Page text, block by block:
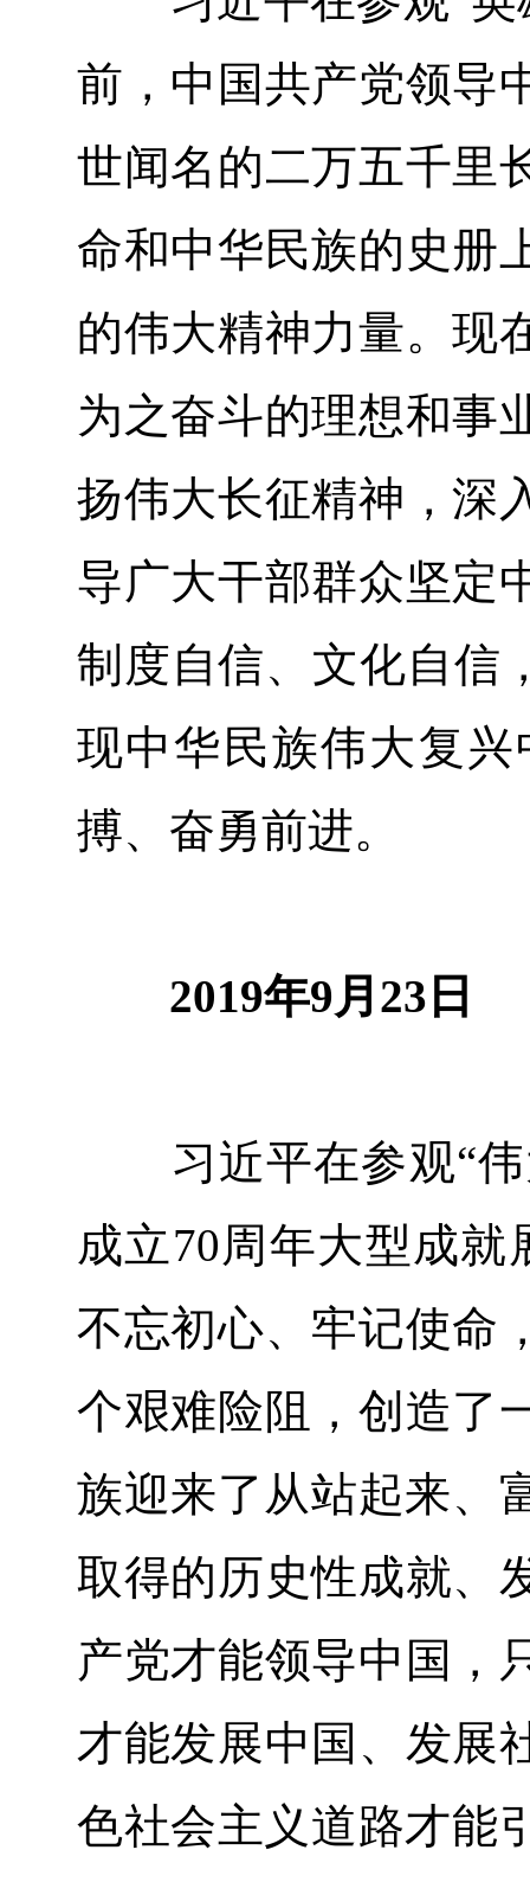
前，中国共产党领导
世闻名的二万五千里
命和中华民族的史册
的伟大精神力量。现
为之奋斗的理想和事
扬伟大长征精神，深
导广大干部群众坚定
制度自信、文化自信
现中华民族伟大复
搏、奋勇前进。
2019年9月23日
习近平在参观“伟
成立70周年大型成就
不忘初心、牢记使命
个艰难险阻，创造了
族迎来了从站起来、
取得的历史性成就、
产党才能领导中国，
才能发展中国、发展
色社会主义道路才能